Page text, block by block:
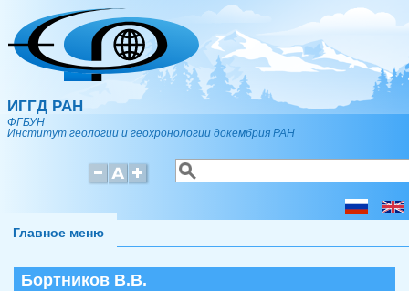
Перейти к основному содержанию
ИГГД РАН
ФГБУН
Институт геологии и геохронологии докембрия РАН
Форма поиска
Поиск
Главное меню
Бортников В.В.